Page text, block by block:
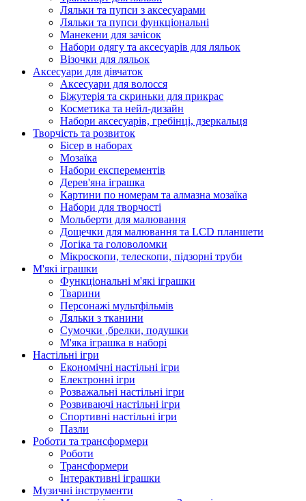
Ляльки та пупси з аксесуарами
Ляльки та пупси функціональні
Манекени для зачісок
Набори одягу та аксесуарів для ляльок
Візочки для ляльок
Аксесуари для дівчаток
Аксесуари для волосся
Біжутерія та скриньки для прикрас
Косметика та нейл-дизайн
Набори аксесуарів, гребінці, дзеркальця
Творчість та розвиток
Бісер в наборах
Мозаїка
Набори експерементів
Дерев'яна іграшка
Картини по номерам та алмазна мозаїка
Набори для творчості
Мольберти для малювання
Дощечки для малювання та LCD планшети
Логіка та головоломки
Мікроскопи, телескопи, підзорні труби
М'які іграшки
Функціональні м'які іграшки
Тварини
Персонажі мультфільмів
Ляльки з тканини
Сумочки ,брелки, подушки
М'яка іграшка в наборі
Настільні ігри
Економічні настільні ігри
Електронні ігри
Розважальні настільні ігри
Розвиваючі настільні ігри
Спортивні настільні ігри
Пазли
Роботи та трансформери
Роботи
Трансформери
Інтерактивні іграшки
Музичні інструменти